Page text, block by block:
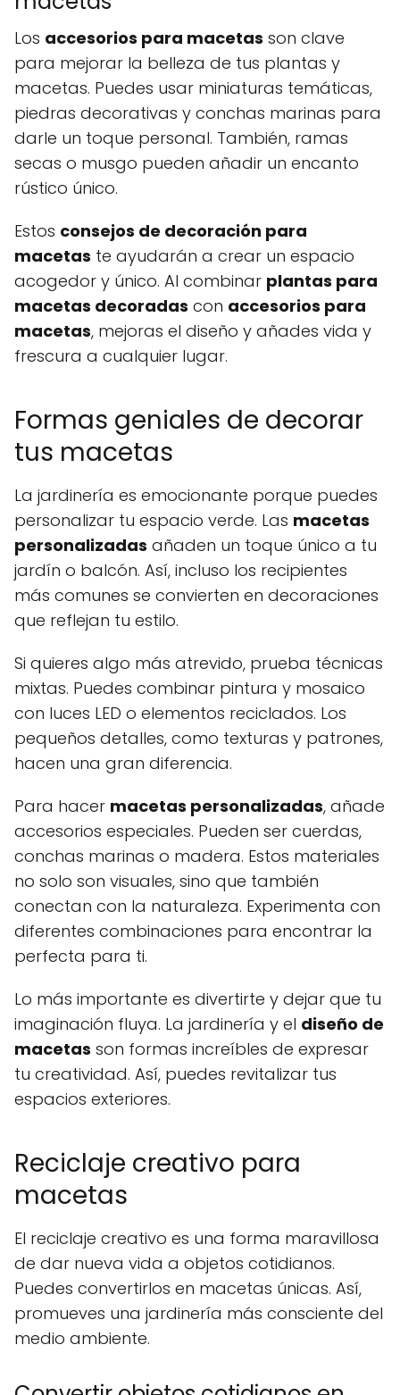
Los accesorios para macetas son clave
para mejorar la belleza de tus plantas y
macetas. Puedes usar miniaturas temáticas,
piedras decorativas y conchas marinas para
darle un toque personal. También, ramas
secas o musgo pueden añadir un encanto
rústico único.
Estos consejos de decoración para
macetas te ayudarán a crear un espacio
acogedor y único. Al combinar plantas para
macetas decoradas con accesorios para
macetas, mejoras el diseño y añades vida y
frescura a cualquier lugar.
Formas geniales de decorar
tus macetas
La jardinería es emocionante porque puedes
personalizar tu espacio verde. Las macetas
personalizadas añaden un toque único a tu
jardín o balcón. Así, incluso los recipientes
más comunes se convierten en decoraciones
que reflejan tu estilo.
Si quieres algo más atrevido, prueba técnicas
mixtas. Puedes combinar pintura y mosaico
con luces LED o elementos reciclados. Los
pequeños detalles, como texturas y patrones,
hacen una gran diferencia.
Para hacer macetas personalizadas, añade
accesorios especiales. Pueden ser cuerdas,
conchas marinas o madera. Estos materiales
no solo son visuales, sino que también
conectan con la naturaleza. Experimenta con
diferentes combinaciones para encontrar la
perfecta para ti.
Lo más importante es divertirte y dejar que tu
imaginación fluya. La jardinería y el diseño de
macetas son formas increíbles de expresar
tu creatividad. Así, puedes revitalizar tus
espacios exteriores.
Reciclaje creativo para
macetas
El reciclaje creativo es una forma maravillosa
de dar nueva vida a objetos cotidianos.
Puedes convertirlos en macetas únicas. Así,
promueves una jardinería más consciente del
medio ambiente.